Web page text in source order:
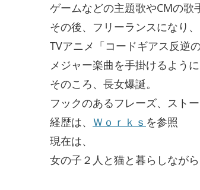
ゲームなどの主題歌やCMの歌
その後、フリーランスになり
TVアニメ「コードギアス反逆
メジャー楽曲を手掛けるよう
そのころ、長女爆誕。
フックのあるフレーズ、スト
経歴は、 Ｗｏｒｋｓ を参照
現在は、
女の子２人と猫と暮らしなが